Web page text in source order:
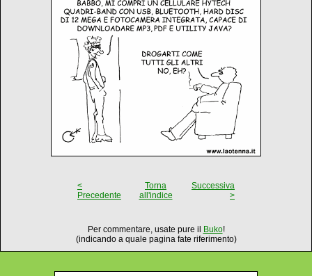
<
Precedente
Torna
all'indice
Successiva
>
Per commentare, usate pure il Buko!
(indicando a quale pagina fate riferimento)